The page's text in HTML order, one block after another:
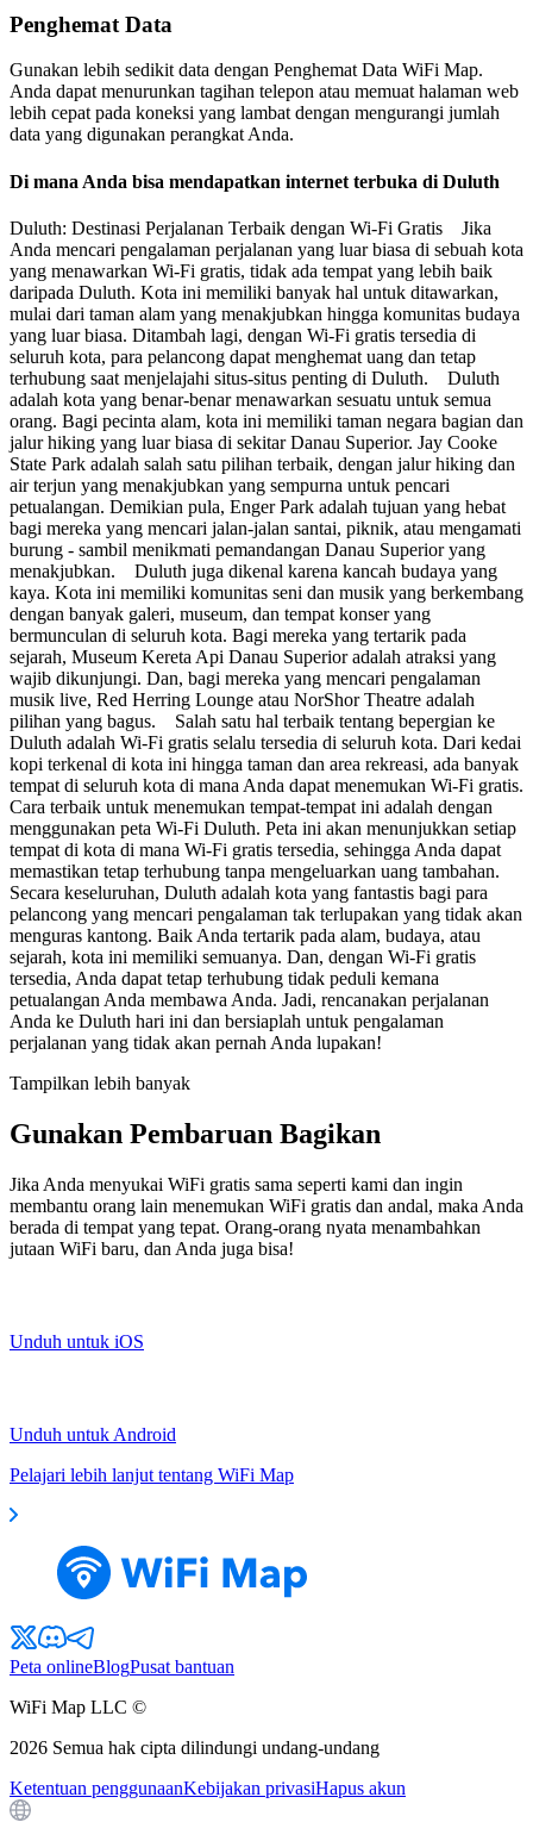
Penghemat Data
Gunakan lebih sedikit data dengan Penghemat Data WiFi Map.
Anda dapat menurunkan tagihan telepon atau memuat halaman web
lebih cepat pada koneksi yang lambat dengan mengurangi jumlah
data yang digunakan perangkat Anda.
Di mana Anda bisa mendapatkan internet terbuka di Duluth
Duluth: Destinasi Perjalanan Terbaik dengan Wi-Fi Gratis Jika
Anda mencari pengalaman perjalanan yang luar biasa di sebuah kota
yang menawarkan Wi-Fi gratis, tidak ada tempat yang lebih baik
daripada Duluth. Kota ini memiliki banyak hal untuk ditawarkan,
mulai dari taman alam yang menakjubkan hingga komunitas budaya
yang luar biasa. Ditambah lagi, dengan Wi-Fi gratis tersedia di
seluruh kota, para pelancong dapat menghemat uang dan tetap
terhubung saat menjelajahi situs-situs penting di Duluth. Duluth
adalah kota yang benar-benar menawarkan sesuatu untuk semua
orang. Bagi pecinta alam, kota ini memiliki taman negara bagian dan
jalur hiking yang luar biasa di sekitar Danau Superior. Jay Cooke
State Park adalah salah satu pilihan terbaik, dengan jalur hiking dan
air terjun yang menakjubkan yang sempurna untuk pencari
petualangan. Demikian pula, Enger Park adalah tujuan yang hebat
bagi mereka yang mencari jalan-jalan santai, piknik, atau mengamati
burung - sambil menikmati pemandangan Danau Superior yang
menakjubkan. Duluth juga dikenal karena kancah budaya yang
kaya. Kota ini memiliki komunitas seni dan musik yang berkembang
dengan banyak galeri, museum, dan tempat konser yang
bermunculan di seluruh kota. Bagi mereka yang tertarik pada
sejarah, Museum Kereta Api Danau Superior adalah atraksi yang
wajib dikunjungi. Dan, bagi mereka yang mencari pengalaman
musik live, Red Herring Lounge atau NorShor Theatre adalah
pilihan yang bagus. Salah satu hal terbaik tentang bepergian ke
Duluth adalah Wi-Fi gratis selalu tersedia di seluruh kota. Dari kedai
kopi terkenal di kota ini hingga taman dan area rekreasi, ada banyak
tempat di seluruh kota di mana Anda dapat menemukan Wi-Fi gratis.
Cara terbaik untuk menemukan tempat-tempat ini adalah dengan
menggunakan peta Wi-Fi Duluth. Peta ini akan menunjukkan setiap
tempat di kota di mana Wi-Fi gratis tersedia, sehingga Anda dapat
memastikan tetap terhubung tanpa mengeluarkan uang tambahan.
Secara keseluruhan, Duluth adalah kota yang fantastis bagi para
pelancong yang mencari pengalaman tak terlupakan yang tidak akan
menguras kantong. Baik Anda tertarik pada alam, budaya, atau
sejarah, kota ini memiliki semuanya. Dan, dengan Wi-Fi gratis
tersedia, Anda dapat tetap terhubung tidak peduli kemana
petualangan Anda membawa Anda. Jadi, rencanakan perjalanan
Anda ke Duluth hari ini dan bersiaplah untuk pengalaman
perjalanan yang tidak akan pernah Anda lupakan!
Tampilkan lebih banyak
Gunakan Pembaruan Bagikan
Jika Anda menyukai WiFi gratis sama seperti kami dan ingin
membantu orang lain menemukan WiFi gratis dan andal, maka Anda
berada di tempat yang tepat. Orang-orang nyata menambahkan
jutaan WiFi baru, dan Anda juga bisa!
Unduh untuk iOS
Unduh untuk Android
Pelajari lebih lanjut tentang WiFi Map
Peta onlineBlogPusat bantuan
WiFi Map LLC ©
2026 Semua hak cipta dilindungi undang-undang
Ketentuan penggunaanKebijakan privasiHapus akun